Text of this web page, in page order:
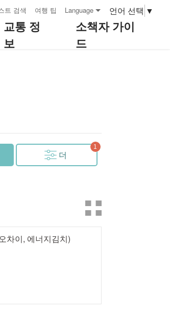
트 검색 여행 팁 Language 언어 선택 ▼
교통 정
보
소책자 가이
드
더
차이, 에너지김치)